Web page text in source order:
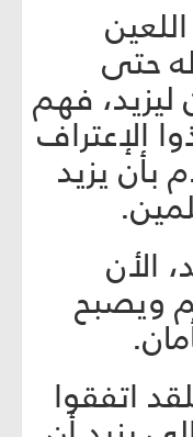
حتى
ليزيد، فهم
الإعتراف
بأن يزيد
الأن
ويصبح
اتفقوا